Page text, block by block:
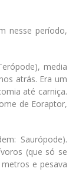
nesse período,
, media
atrás. Era um
até carniça.
de Eoraptor,
Saurópode).
(que só se
e pesava